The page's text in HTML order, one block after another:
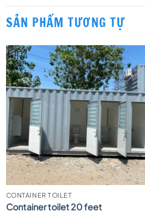
SẢN PHẨM TƯƠNG TỰ
CONTAINER TOILET
Container toilet 20 feet